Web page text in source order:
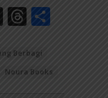
X Threads
Berbagi
Noura Books